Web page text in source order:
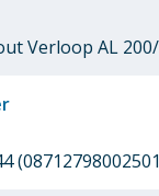
Verloop AL